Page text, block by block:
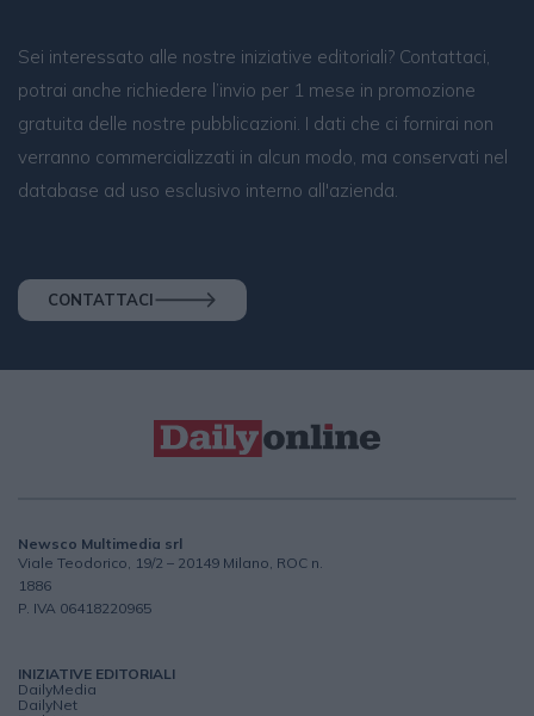
Sei interessato alle nostre iniziative editoriali? Contattaci,
potrai anche richiedere l’invio per 1 mese in promozione
gratuita delle nostre pubblicazioni. I dati che ci fornirai non
verranno commercializzati in alcun modo, ma conservati nel
database ad uso esclusivo interno all'azienda.
CONTATTACI
Newsco Multimedia srl
Viale Teodorico, 19/2 – 20149 Milano, ROC n.
1886
P. IVA 06418220965
INIZIATIVE EDITORIALI
DailyMedia
DailyNet